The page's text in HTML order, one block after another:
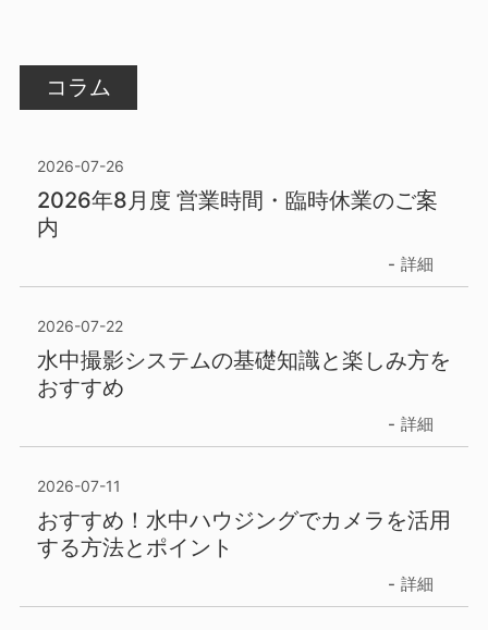
コラム
2026-07-26
2026年8月度 営業時間・臨時休業のご案
内
詳細
2026-07-22
水中撮影システムの基礎知識と楽しみ方を
おすすめ
詳細
2026-07-11
おすすめ！水中ハウジングでカメラを活用
する方法とポイント
詳細